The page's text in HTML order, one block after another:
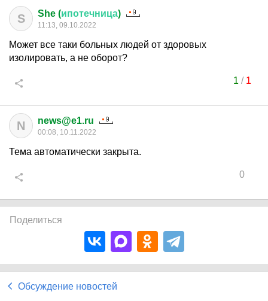
S She (ипотечница)
11:13, 09.10.2022
Может все таки больных людей от здоровых
изолировать, а не оборот?
1 / 1
N news@e1.ru
00:08, 10.11.2022
Тема автоматически закрыта.
0
Поделиться
Обсуждение новостей